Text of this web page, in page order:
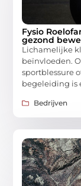
Fysio
gezond
Lichamelijke
beïnvloeden.
sportblessure
begeleiding is
Bedrijven